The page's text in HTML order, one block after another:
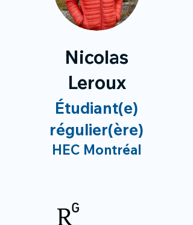
Nicolas
Leroux
Étudiant(e)
régulier(ère)
HEC Montréal